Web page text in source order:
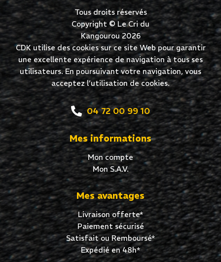
Tous droits réservés
Copyright © Le Cri du
Kangourou 2026
CDK utilise des cookies sur ce site Web pour garantir
une excellente expérience de navigation à tous ses
utilisateurs. En poursuivant votre navigation, vous
acceptez l’utilisation de cookies.
04 72 00 99 10
Mes informations
Mon compte
Mon S.A.V.
Mes avantages
Livraison offerte*
Paiement sécurisé
Satisfait ou Remboursé*
Expédié en 48h*